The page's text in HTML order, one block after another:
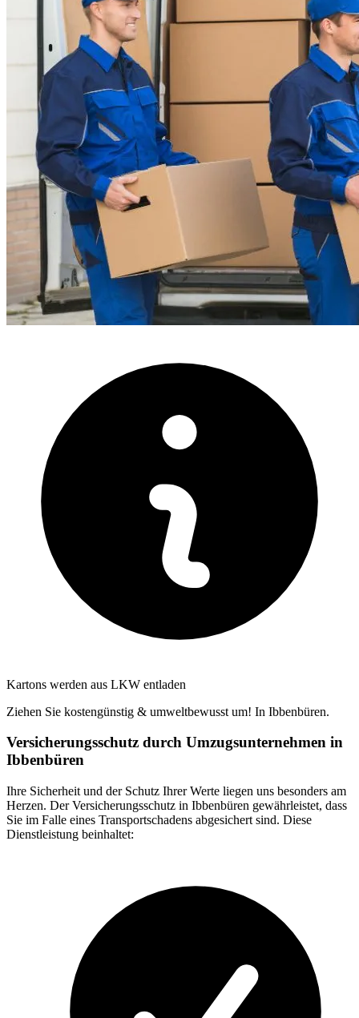
Kartons werden aus LKW entladen
Ziehen Sie kostengünstig & umweltbewusst um! In Ibbenbüren.
Versicherungsschutz durch Umzugsunternehmen in
Ibbenbüren
Ihre Sicherheit und der Schutz Ihrer Werte liegen uns besonders am
Herzen. Der Versicherungsschutz in Ibbenbüren gewährleistet, dass
Sie im Falle eines Transportschadens abgesichert sind. Diese
Dienstleistung beinhaltet: